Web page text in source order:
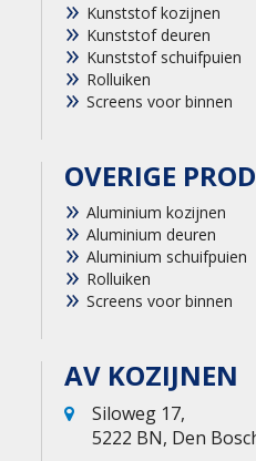
Kunststof kozijnen
Kunststof deuren
Kunststof schuifpuien
Rolluiken
Screens voor binnen
OVERIGE
Aluminium kozijnen
Aluminium deuren
Aluminium schuifpuien
Rolluiken
Screens voor binnen
AV KOZIJNEN
Siloweg 17,
5222 BN, Den